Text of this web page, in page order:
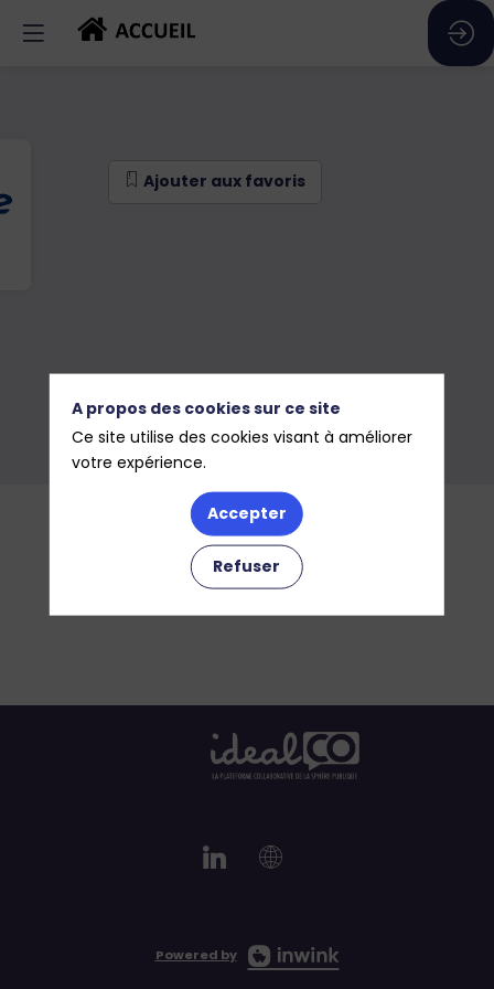
Ajouter aux favoris
Ajouter aux favoris
Powered by
A propos des cookies sur ce site
Ce site utilise des cookies visant à améliorer
votre expérience.
Accepter
Refuser